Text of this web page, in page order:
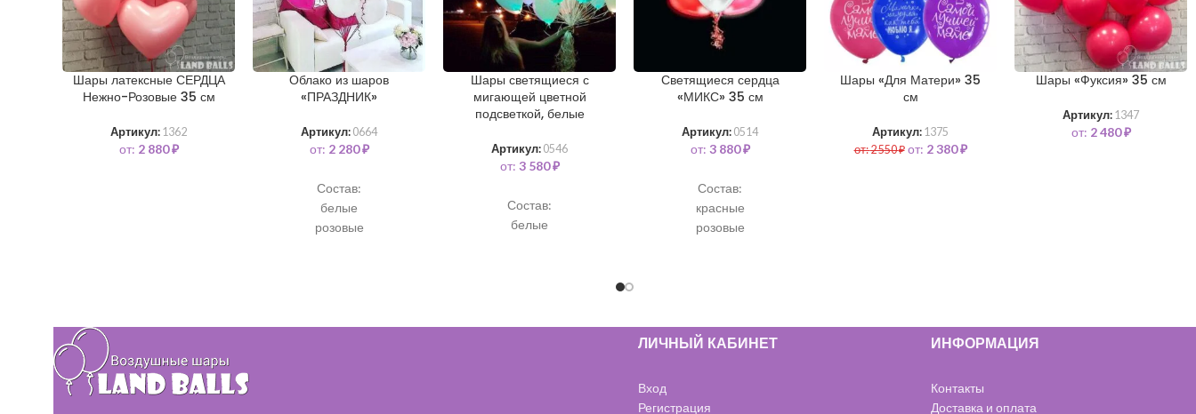
Шары латексные СЕРДЦА
Нежно-Розовые 35 см
Артикул: 1362
от: 2 880₽
Облако из шаров
«ПРАЗДНИК»
Артикул: 0664
от: 2 280₽
Состав:
белые
розовые
Шары светящиеся с
мигающей цветной
подсветкой, белые
Артикул: 0546
от: 3 580₽
Состав:
белые
Светящиеся сердца
«МИКС» 35 см
Артикул: 0514
от: 3 880₽
Состав:
красные
розовые
Шары «Для Матери» 35
см
Артикул: 1375
от:2 550₽ от: 2 380₽
Шары «Фуксия» 35 см
Артикул: 1347
от: 2 480₽
ЛИЧНЫЙ КАБИНЕТ
Вход
Регистрация
ИНФОРМАЦИЯ
Контакты
Доставка и оплата